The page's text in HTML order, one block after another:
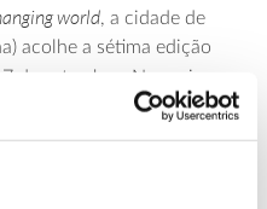
world, a cidade de
acolhe a sétima edição
de setembro. Nos seis
falar-se-á sobre a
en coníferas